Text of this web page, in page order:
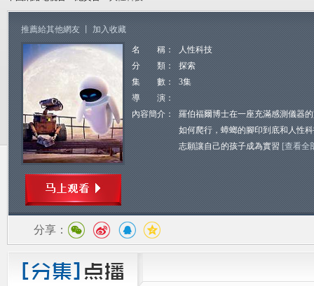
推薦給其他網友 加入收藏
名 稱：
人性科技
分 類：
探索
集 數：
3集
導 演：
內容簡介：
羅伯福爾博士在一座充滿感測儀器
如何爬行，蟑螂的腳印到底和人性
志願讓自己的孩子成為實習 [查看全
分享：